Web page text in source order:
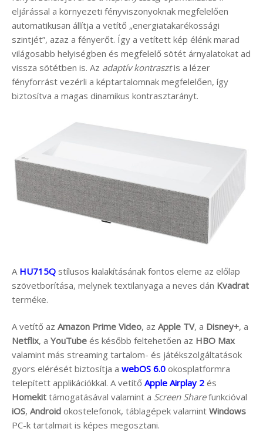
eljárással a környezeti fényviszonyoknak megfelelően
automatikusan állítja a vetítő „energiatakarékossági
szintjét”, azaz a fényerőt. Így a vetített kép élénk marad
világosabb helyiségben és megfelelő sötét árnyalatokat ad
vissza sötétben is. Az adaptív kontrasztis a lézer
fényforrást vezérli a képtartalomnak megfelelően, így
biztosítva a magas dinamikus kontrasztarányt.
A HU715Q stílusos kialakításának fontos eleme az előlap
szövetborítása, melynek textilanyaga a neves dán Kvadrat
terméke.
A vetítő az Amazon Prime Video, az Apple TV, a Disney+, a
Netflix, a YouTube és később feltehetően az HBO Max
valamint más streaming tartalom- és játékszolgáltatások
gyors elérését biztosítja a webOS 6.0 okosplatformra
telepített applikációkkal. A vetítő Apple Airplay 2 és
Homekit támogatásával valamint a Screen Sharefunkcióval
iOS, Android okostelefonok, táblagépek valamint Windows
PC-k tartalmait is képes megosztani.